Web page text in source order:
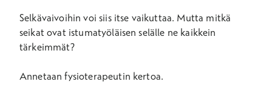
Selkävaivoihin voi siis itse vaikuttaa. Mutta mitkä
seikat ovat istumatyöläisen selälle ne kaikkein
tärkeimmät?
Annetaan fysioterapeutin kertoa.